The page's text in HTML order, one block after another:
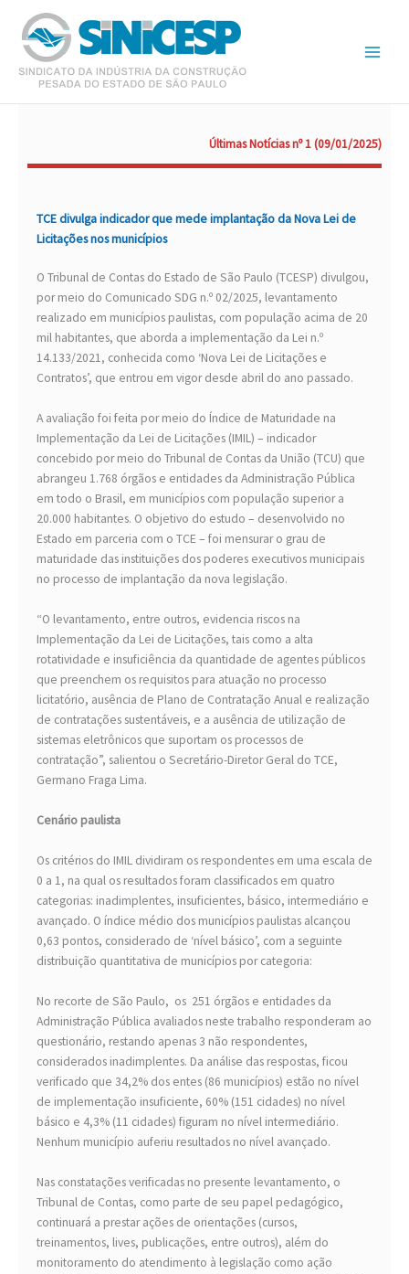
para
conteúdo
Últimas Notícias nº 1 (09/01/2025)
TCE divulga indicador que mede implantação da Nova Lei de
Licitações nos municípios
O Tribunal de Contas do Estado de São Paulo (TCESP) divulgou,
por meio do Comunicado SDG n.º 02/2025, levantamento
realizado em municípios paulistas, com população acima de 20
mil habitantes, que aborda a implementação da Lei n.º
14.133/2021, conhecida como ‘Nova Lei de Licitações e
Contratos’, que entrou em vigor desde abril do ano passado.
A avaliação foi feita por meio do Índice de Maturidade na
Implementação da Lei de Licitações (IMIL) – indicador
concebido por meio do Tribunal de Contas da União (TCU) que
abrangeu 1.768 órgãos e entidades da Administração Pública
em todo o Brasil, em municípios com população superior a
20.000 habitantes. O objetivo do estudo – desenvolvido no
Estado em parceria com o TCE – foi mensurar o grau de
maturidade das instituições dos poderes executivos municipais
no processo de implantação da nova legislação.
“O levantamento, entre outros, evidencia riscos na
Implementação da Lei de Licitações, tais como a alta
rotatividade e insuficiência da quantidade de agentes públicos
que preenchem os requisitos para atuação no processo
licitatório, ausência de Plano de Contratação Anual e realização
de contratações sustentáveis, e a ausência de utilização de
sistemas eletrônicos que suportam os processos de
contratação”, salientou o Secretário-Diretor Geral do TCE,
Germano Fraga Lima.
Cenário paulista
Os critérios do IMIL dividiram os respondentes em uma escala de
0 a 1, na qual os resultados foram classificados em quatro
categorias: inadimplentes, insuficientes, básico, intermediário e
avançado. O índice médio dos municípios paulistas alcançou
0,63 pontos, considerado de ‘nível básico’, com a seguinte
distribuição quantitativa de municípios por categoria:
No recorte de São Paulo, os 251 órgãos e entidades da
Administração Pública avaliados neste trabalho responderam ao
questionário, restando apenas 3 não respondentes,
considerados inadimplentes. Da análise das respostas, ficou
verificado que 34,2% dos entes (86 municípios) estão no nível
de implementação insuficiente, 60% (151 cidades) no nível
básico e 4,3% (11 cidades) figuram no nível intermediário.
Nenhum município auferiu resultados no nível avançado.
Nas constatações verificadas no presente levantamento, o
Tribunal de Contas, como parte de seu papel pedagógico,
continuará a prestar ações de orientações (cursos,
treinamentos, lives, publicações, entre outros), além do
monitoramento do atendimento à legislação como ação